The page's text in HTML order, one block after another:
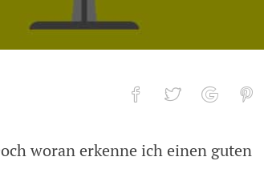
im Test
woran erkenne ich einen guten